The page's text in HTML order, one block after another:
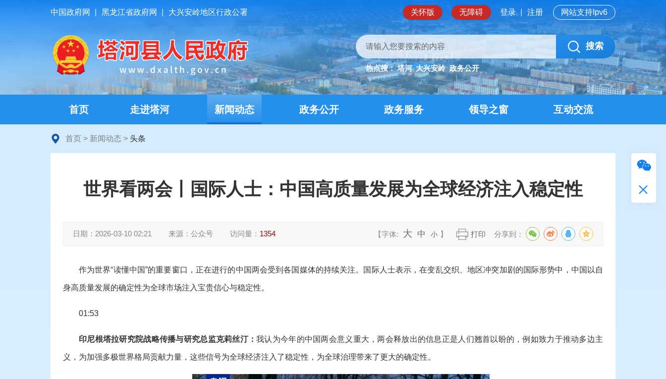
中国政府网 黑龙江省政府网 大兴安岭地区行政公署 关怀版 无障碍 网站支持Ipv6
登录 注册
搜索
热点搜： 塔河 大兴安岭 政务公开
首页 走进塔河 新闻动态 政务公开 政务服务 领导之窗 互动交流
首页 > 新闻动态 > 头条
世界看两会丨国际人士：中国高质量发展为全球经济注入稳定性
日期： 2026-03-10 02:21 来源： 公众号 访问量： 1354 【字体: 大 中 小 】 打印 分享到：
作为世界“读懂中国”的重要窗口，正在进行的中国两会受到各国媒体的持续关注。国际人士表示，在变乱交织、地区冲突加剧的国际形势中，中国以自
身高质量发展的确定性为全球市场注入宝贵信心与稳定性。
01:53
印尼根塔拉研究院战略传播与研究总监克莉丝汀：我认为今年的中国两会意义重大，两会释放出的信息正是人们翘首以盼的，例如致力于推动多边主
义，为加强多极世界格局贡献力量，这些信号为全球经济注入了稳定性，为全球治理带来了更大的确定性。